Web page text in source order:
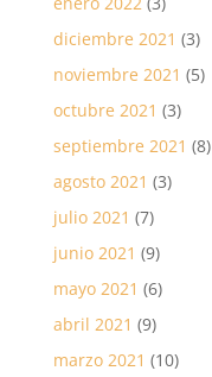
diciembre 2021 (3)
noviembre 2021 (5)
octubre 2021 (3)
septiembre 2021 (8)
agosto 2021 (3)
julio 2021 (7)
junio 2021 (9)
mayo 2021 (6)
abril 2021 (9)
marzo 2021 (10)